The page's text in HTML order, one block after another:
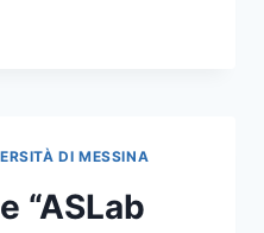
DI MESSINA
“ASLab